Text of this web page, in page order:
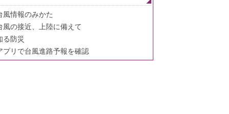
風情報のみかた
風の接近、上陸に備えて
る防災
プリで台風進路予報を確認